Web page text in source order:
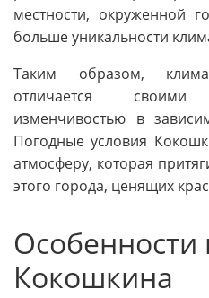
местности, окруженной
больше уникальности
Таким образом,
отличается
изменчивостью в
Погодные условия
атмосферу, которая
этого города, ценящих
Особенности
Кокошкина